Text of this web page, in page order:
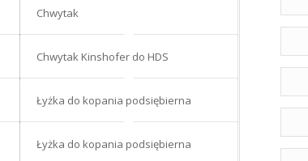
Chwytak
Chwytak Kinshofer do HDS
Łyżka do kopania podsiębierna
Łyżka do kopania podsiębierna